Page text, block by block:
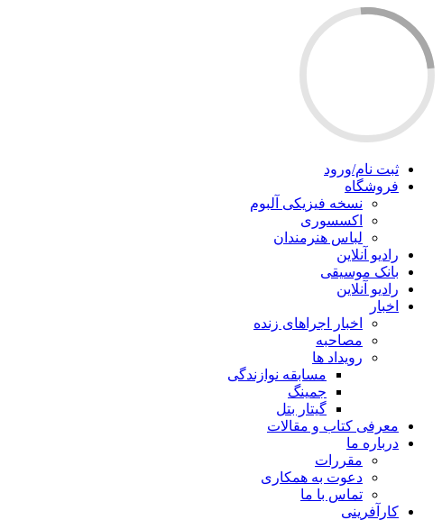
ثبت نام/ورود
فروشگاه
نسخه فیزیکی آلبوم
اکسسوری
لباس هنرمندان
رادیو آنلاین
بانک موسیقی
رادیو آنلاین
اخبار
اخبار اجراهای زنده
مصاحبه
رویداد ها
مسابقه نوازندگی
جمینگ
گیتار بتل
معرفی کتاب و مقالات
درباره ما
مقررات
دعوت به همکاری
تماس با ما
کارآفرینی